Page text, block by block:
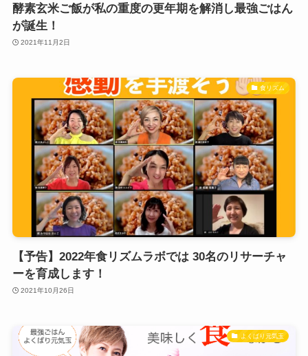
酵素玄米ご飯が私の重度の更年期を解消し最強ごはん
が誕生！
2021年11月2日
食リズム
【予告】2022年食リズムラボでは 30名のリサーチャ
ーを育成します！
2021年10月26日
よくばり元気玉